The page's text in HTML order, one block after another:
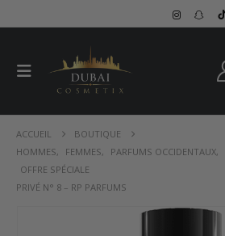
ACCUEIL
BOUTIQUE
HOMMES, FEMMES, PARFUMS OCCIDENTAUX,
OFFRE SPÉCIALE
PRIVÉ N° 8 – RP PARFUMS